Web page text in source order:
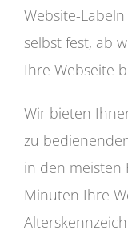
Website-
selbst fest, ab
Ihre Webseite
Wir bieten
zu
in den meisten
Minuten Ihre